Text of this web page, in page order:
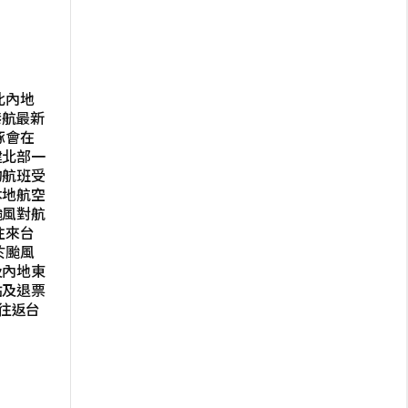
內地
最新
會在
部一
班受
航空
對航
來台
颱風
地東
退票
返台